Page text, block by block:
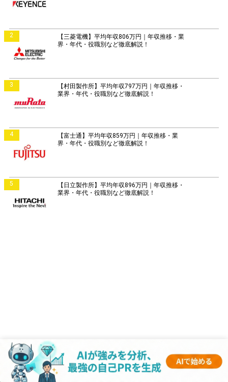
2
【三菱電機】平均年収806万円｜年収推移・業
界・年代・役職別など徹底解説！
3
【村田製作所】平均年収797万円｜年収推移・
業界・年代・役職別など徹底解説！
4
【富士通】平均年収859万円｜年収推移・業
界・年代・役職別など徹底解説！
5
【日立製作所】平均年収896万円｜年収推移・
業界・年代・役職別など徹底解説！